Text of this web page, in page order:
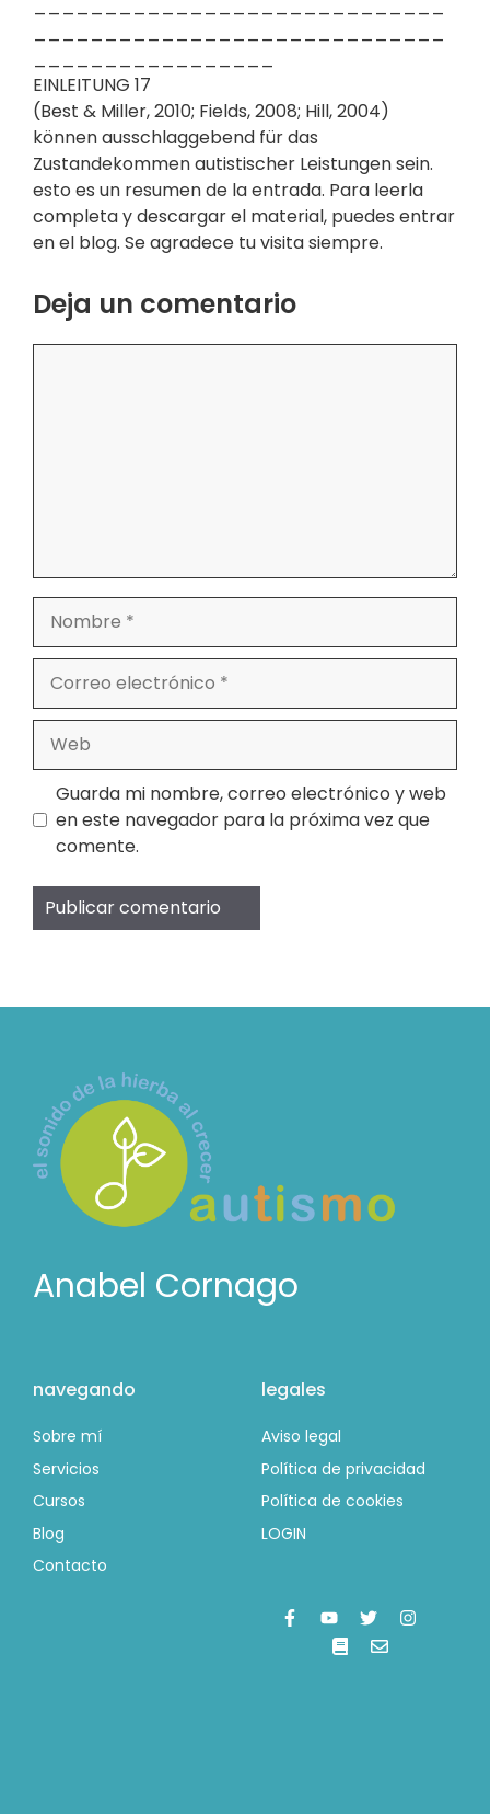
EINLEITUNG 17
(Best & Miller, 2010; Fields, 2008; Hill, 2004)
können ausschlaggebend für das
Zustandekommen autistischer Leistungen sein.
esto es un resumen de la entrada. Para leerla
completa y descargar el material, puedes entrar
en el blog. Se agradece tu visita siempre.
Deja un comentario
Nombre
electrónico
Guarda mi nombre, correo electrónico y web
en este navegador para la próxima vez que
comente.
Anabel Cornago
navegando
Sobre mí
Servicios
Cursos
Blog
Contacto
legales
Aviso legal
Política de privacidad
Política de cookies
LOGIN